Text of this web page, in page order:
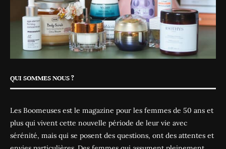
QUI SOMMES NOUS ?
Les Boomeuses est le magazine pour les femmes de 50 ans et
plus qui vivent cette nouvelle période de leur vie avec
sérénité, mais qui se posent des questions, ont des attentes et